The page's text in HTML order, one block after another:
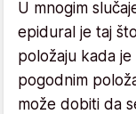
U mnogim
epidural je taj
položaju kada
pogodnim
može dobiti da